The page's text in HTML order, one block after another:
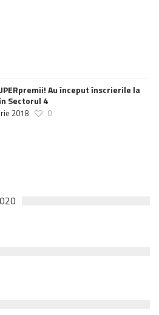
Au început înscrierile la
Sectorul 4
2018 0